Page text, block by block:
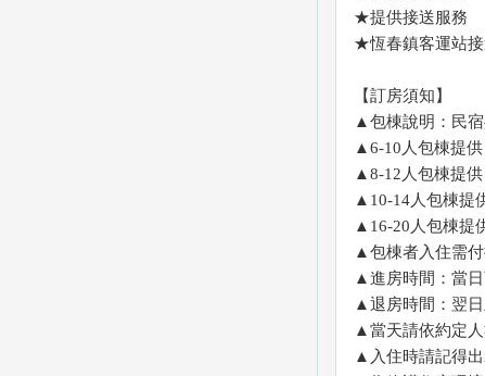
★提供接送服務
★恆春鎮客運站
【訂房須知】
▲包棟說明：民宿
▲6-10人包棟提供
​▲8-12人包棟提供
▲10-14人包棟提
▲16-20人包棟提
▲包棟者入住需付
▲進房時間：當
▲退房時間：翌
▲當天請依約定人
▲入住時請記得出